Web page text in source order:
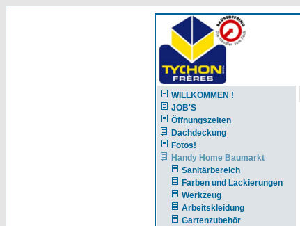
WILLKOMMEN !
JOB'S
Öffnungszeiten
Dachdeckung
Fotos!
Handy Home Baumarkt
Sanitärbereich
Farben und Lackierungen
Werkzeug
Arbeitskleidung
Gartenzubehör